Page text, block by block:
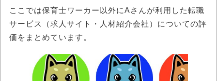
ここでは保育士ワーカー以外にAさんが利用した転職
サービス（求人サイト・人材紹介会社）についての評
価をまとめています。